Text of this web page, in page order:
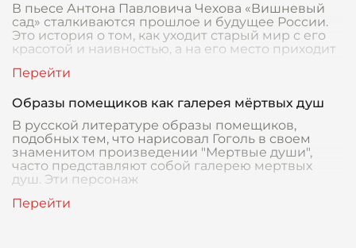
В пьесе Антона Павловича Чехова «Вишневый
сад» сталкиваются прошлое и будущее России.
Это история о том, как уходит старый мир с его
красотой и наивностью, а на его место приходит
Образы помещиков как галерея мёртвых душ
В русской литературе образы помещиков,
подобных тем, что нарисовал Гоголь в своем
знаменитом произведении "Мертвые души",
часто представляют собой галерею мертвых
душ. Эти персонаж